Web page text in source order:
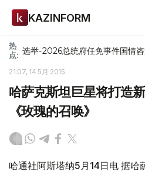
KAZINFORM
热
点: 选举-2026总统府任免事件国情
21:07, 14 5月 2015
哈萨克斯坦巨星将打造
《玫瑰的召唤》
哈通社阿斯塔纳5月14日电 据哈